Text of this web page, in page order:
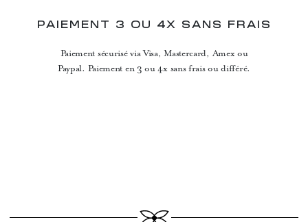
PAIEMENT 3 OU 4X SANS FRAIS
Paiement sécurisé via Visa, Mastercard, Amex ou
Paypal. Paiement en 3 ou 4x sans frais ou différé.